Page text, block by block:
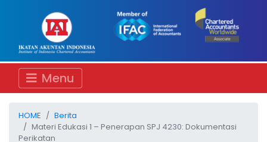
Menu
HOME
Berita
Materi Edukasi 1 – Penerapan SPJ 4230: Dokumentasi
Perikatan